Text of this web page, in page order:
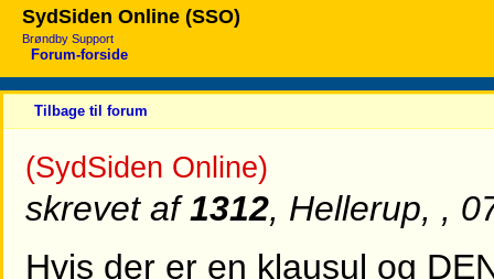
SydSiden Online (SSO)
Brøndby Support
Forum-forside
Tilbage til forum
(SydSiden Online)
skrevet af1312, Hellerup, ,
Hvis der er en klausul og